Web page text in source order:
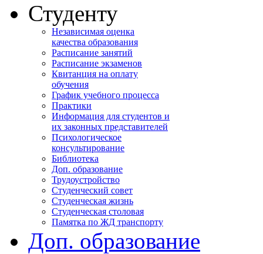
Студенту
Независимая оценка
качества образования
Расписание занятий
Расписание экзаменов
Квитанция на оплату
обучения
График учебного процесса
Практики
Информация для студентов и
их законных представителей
Психологическое
консультирование
Библиотека
Доп. образование
Трудоустройство
Студенческий совет
Студенческая жизнь
Студенческая столовая
Памятка по ЖД транспорту
Доп. образование